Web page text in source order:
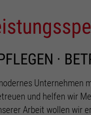
·
und helfen wir
Arbeit wollen wir